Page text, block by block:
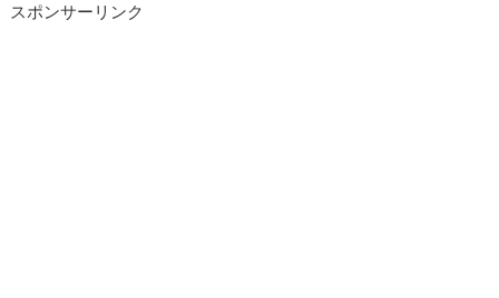
スポンサーリンク